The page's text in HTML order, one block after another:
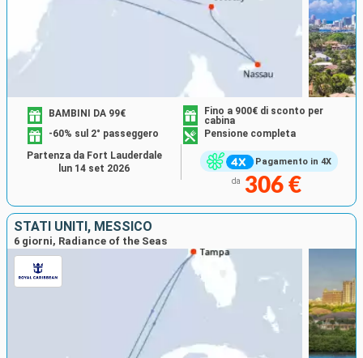
Pagamento in 4X
BAMBINI DA 99€
Fino a 900€ di sconto per
cabina
-60% sul 2° passeggero
Pensione completa
da 306 €
Partenza da Fort Lauderdale
lun 14 set 2026
STATI UNITI, MESSICO
6 giorni, Radiance of the Seas